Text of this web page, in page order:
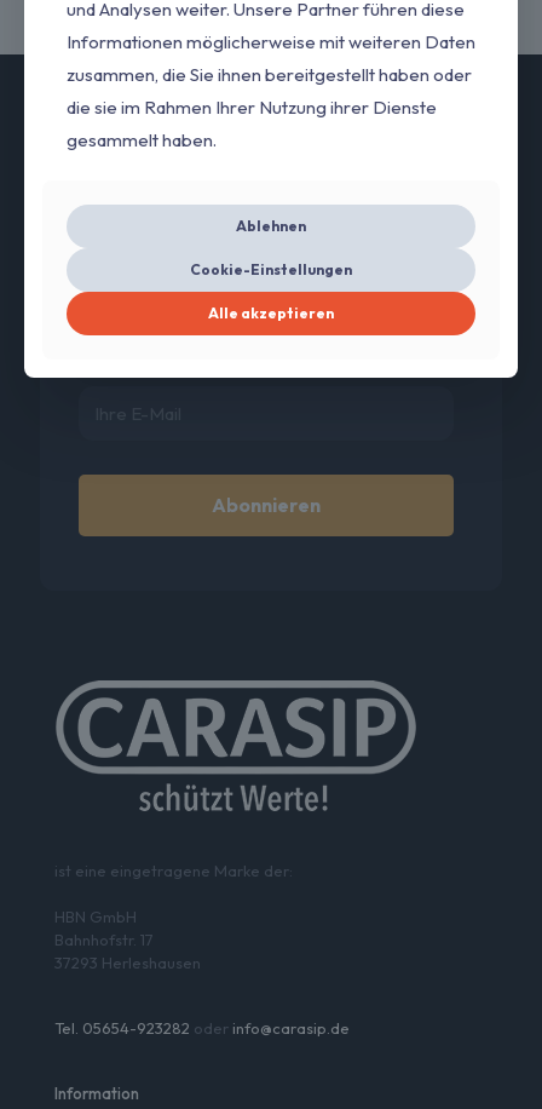
anmelden
Rabattcode sparen!
ist eine eingetragene Marke der:
HBN GmbH
Bahnhofstr. 17
37293 Herleshausen
Tel. 05654-923282 oder info@carasip.de
Information
und Analysen weiter. Unsere Partner führen diese
Informationen möglicherweise mit weiteren Daten
zusammen, die Sie ihnen bereitgestellt haben oder
die sie im Rahmen Ihrer Nutzung ihrer Dienste
gesammelt haben.
Ablehnen
Cookie-Einstellungen
Alle akzeptieren